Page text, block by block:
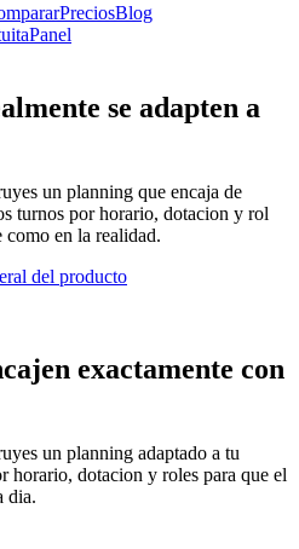
PreciosBlog
Panel
se adapten a
un planning que encaja de
turnos por horario, dotacion y rol
en la realidad.
del producto
exactamente con
un planning adaptado a tu
horario, dotacion y roles para que el
dia.